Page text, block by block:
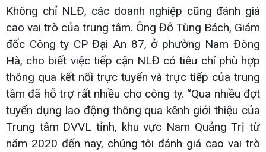
Không chỉ NLĐ, các doanh nghiệp cũng đánh giá
cao vai trò của trung tâm. Ông Đỗ Tùng Bách, Giám
đốc Công ty CP Đại An 87, ở phường Nam Đông
Hà, cho biết việc tiếp cận NLĐ có tiêu chí phù hợp
thông qua kết nối trực tuyến và trực tiếp của trung
tâm đã hỗ trợ rất nhiều cho công ty. “Qua nhiều đợt
tuyển dụng lao động thông qua kênh giới thiệu của
Trung tâm DVVL tỉnh, khu vực Nam Quảng Trị từ
năm 2020 đến nay, chúng tôi đánh giá cao vai trò